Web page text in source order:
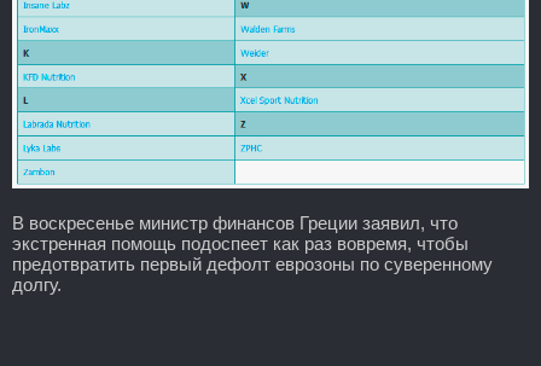
В воскресенье министр финансов Греции заявил, что
экстренная помощь подоспеет как раз вовремя, чтобы
предотвратить первый дефолт еврозоны по суверенному
долгу.